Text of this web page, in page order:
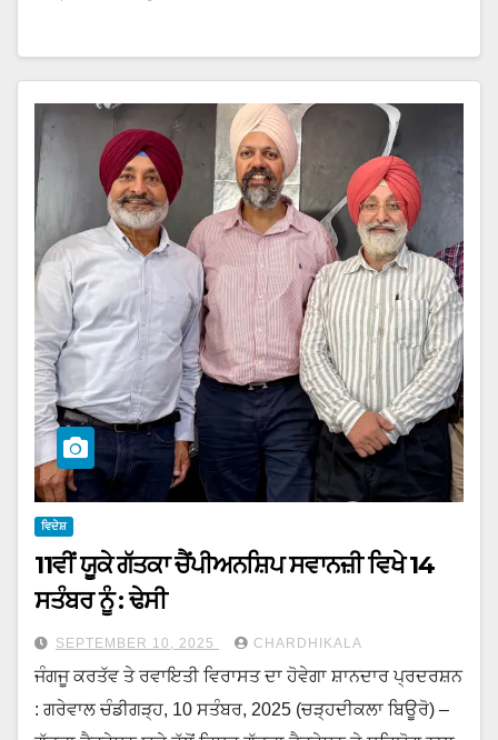
ਵਿਦੇਸ਼
11ਵੀਂ ਯੂਕੇ ਗੱਤਕਾ ਚੈਂਪੀਅਨਸ਼ਿਪ ਸਵਾਨਜ਼ੀ ਵਿਖੇ 14
ਸਤੰਬਰ ਨੂੰ : ਢੇਸੀ
SEPTEMBER 10, 2025 CHARDHIKALA
ਜੰਗਜੂ ਕਰਤੱਵ ਤੇ ਰਵਾਇਤੀ ਵਿਰਾਸਤ ਦਾ ਹੋਵੇਗਾ ਸ਼ਾਨਦਾਰ ਪ੍ਰਦਰਸ਼ਨ
: ਗਰੇਵਾਲ ਚੰਡੀਗੜ੍ਹ, 10 ਸਤੰਬਰ, 2025 (ਚੜ੍ਹਦੀਕਲਾ ਬਿਊਰੋ) –